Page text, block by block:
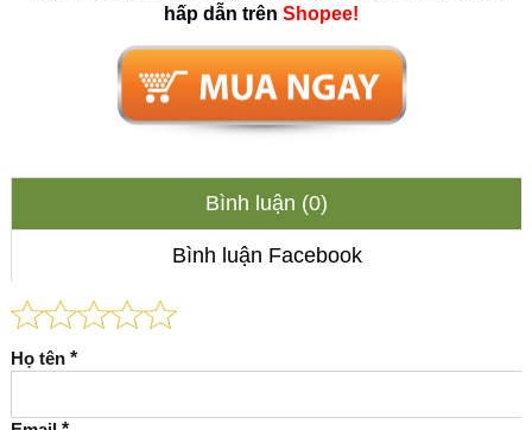
hấp dẫn trênShopee!
Bình luận (0)
Bình luận Facebook
Họ tên *